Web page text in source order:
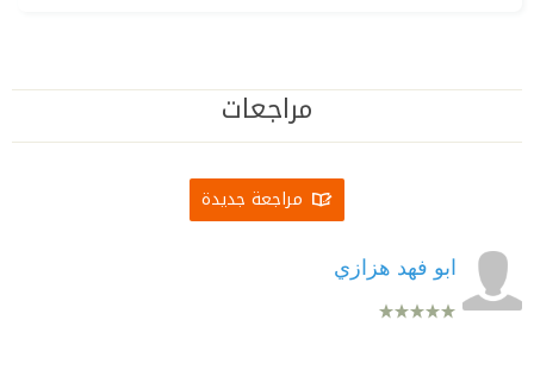
مراجعات
مراجعة جديدة
ابو فهد هزازي